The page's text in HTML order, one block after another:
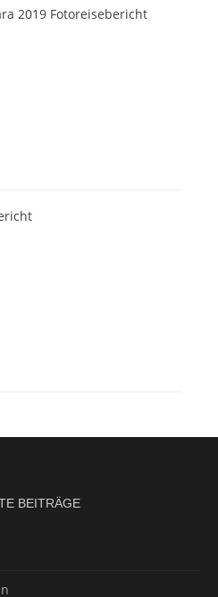
2019 Fotoreisebericht
BEITRÄGE